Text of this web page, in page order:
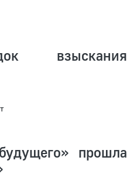
взыскания
прошла